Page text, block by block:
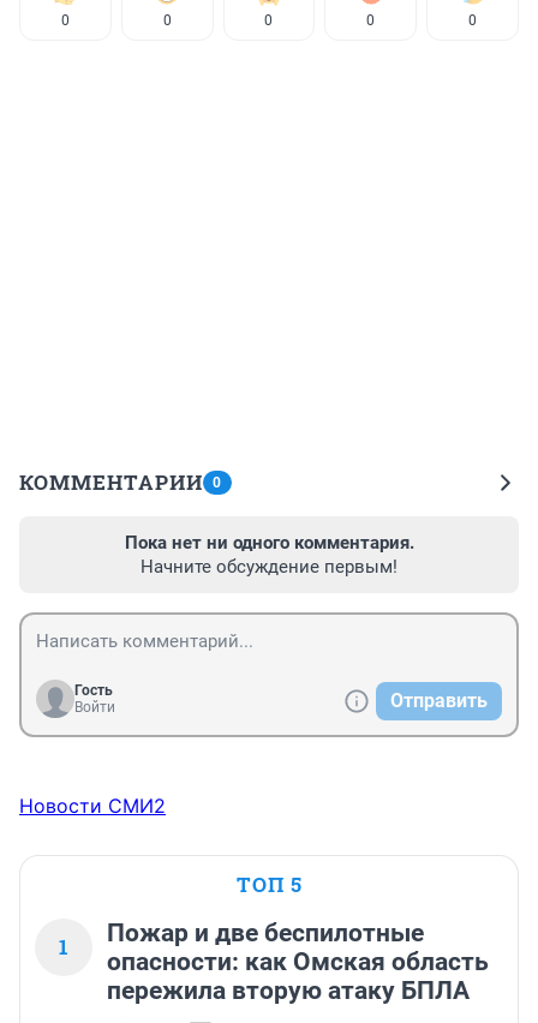
0 0 0 0 0
КОММЕНТАРИИ 0
Пока нет ни одного комментария.
Начните обсуждение первым!
Гость
Войти
Отправить
Новости СМИ2
ТОП 5
1
Пожар и две беспилотные
опасности: как Омская область
пережила вторую атаку БПЛА